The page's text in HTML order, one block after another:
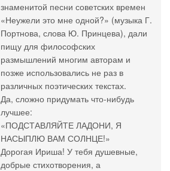
знаменитой песни советских времен
«Неужели это мне одной?» (музыка Г.
Портнова, слова Ю. Принцева), дали
пищу для философских
размышлений многим авторам и
позже использовались не раз в
различных поэтических текстах.
Да, сложно придумать что-нибудь
лучшее:
«ПОДСТАВЛЯЙТЕ ЛАДОНИ, Я
НАСЫПЛЮ ВАМ СОЛНЦЕ!»
Дорогая Ириша! У тебя душевные,
добрые стихотворения, а